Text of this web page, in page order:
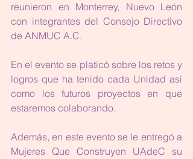
reunieron en Monterrey, Nuevo León
con integrantes del Consejo Directivo
de ANMUC A.C.
En el evento se platicó sobre los retos y
logros que ha tenido cada Unidad así
como los futuros proyectos en que
estaremos colaborando.
Además, en este evento se le entregó a
Mujeres Que Construyen UAdeC su